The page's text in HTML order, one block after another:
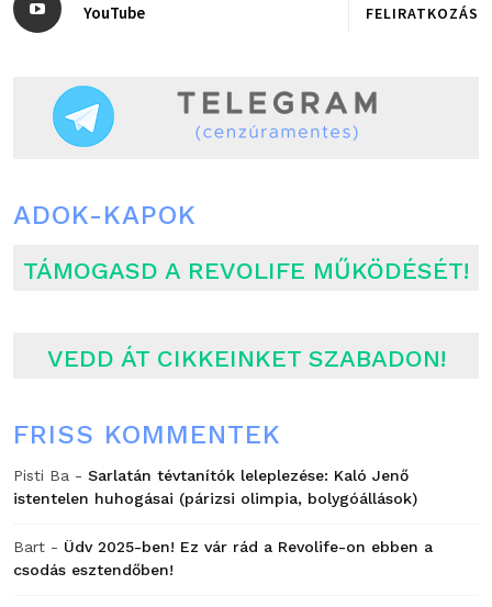
YouTube FELIRATKOZÁS
ADOK-KAPOK
TÁMOGASD A REVOLIFE MŰKÖDÉSÉT!
VEDD ÁT CIKKEINKET SZABADON!
FRISS KOMMENTEK
Pisti Ba - Sarlatán tévtanítók leleplezése: Kaló Jenő
istentelen huhogásai (párizsi olimpia, bolygóállások)
Bart - Üdv 2025-ben! Ez vár rád a Revolife-on ebben a
csodás esztendőben!